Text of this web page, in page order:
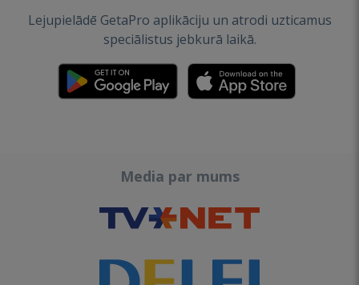
Lejupielādē GetaPro aplikāciju un atrodi uzticamus
speciālistus jebkurā laikā.
Media par mums